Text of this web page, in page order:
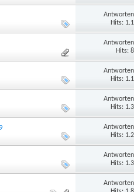
Hits:
Hits:
Hits:
Hits:
Hits:
Hits: